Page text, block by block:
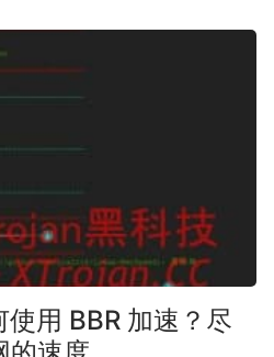
用 BBR 加速？尽